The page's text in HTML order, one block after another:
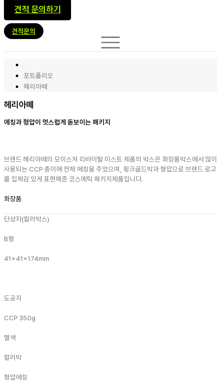
견적 문의하기
견적문의
포트폴리오
헤리아떼
헤리아떼
에칭과 형압이 멋스럽게 돋보이는 패키지
브랜드 헤리아떼의 모이스처 리바이탈 미스트 제품의 박스은 화장품박스에서 많이
사용되는 CCP 종이에 전체 에칭을 주었으며, 핑크골드박과 형압으로 브랜드 로고
를 입체감 있게 표현해준 코스메틱 패키지제품입니다.
화장품
단상자(컬러박스)
B형
41x41x174mm
도공지
CCP 350g
별색
컬러박
형압에칭